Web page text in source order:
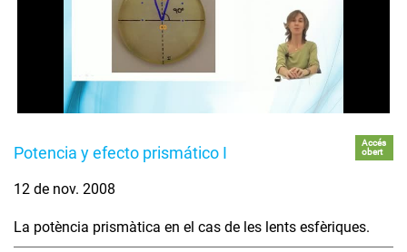
Potencia y efecto prismático I
Accés
obert
12 de nov. 2008
La potència prismàtica en el cas de les lents esfèriques.